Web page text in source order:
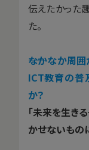
伝えたかった
た。
――なかなか周
ICT教育の普
か？
「未来を生き
かせないもの